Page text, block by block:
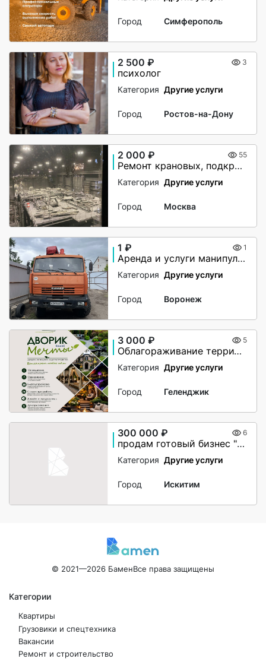
Город Симферополь
2 500 ₽ 3
психолог
Категория Другие услуги
Город Ростов-на-Дону
2 000 ₽ 55
Ремонт крановых, подкрановых путей
Категория Другие услуги
Город Москва
1 ₽ 1
Аренда и услуги манипулятора-вездехода, стрела 7 т, 21.7 м, борт 10 т, 7 м
Категория Другие услуги
Город Воронеж
3 000 ₽ 5
Облагораживание территории
Категория Другие услуги
Город Геленджик
300 000 ₽ 6
продам готовый бизнес "Школа иностранных языков и робототехники" робототехники
Категория Другие услуги
Город Искитим
© 2021—2026 БаменВсе права защищены
Категории
Квартиры
Грузовики и спецтехника
Вакансии
Ремонт и строительство